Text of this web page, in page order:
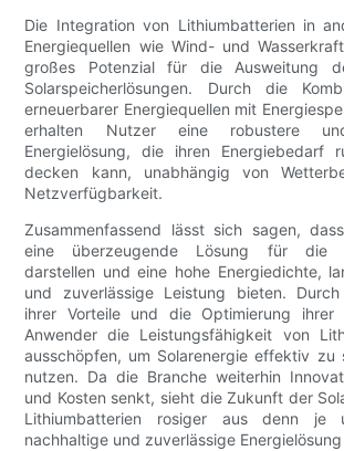
Die Integration von Lithiumbatterien in
Energiequellen wie Wind- und
großes Potenzial für die Ausweitung
Solarspeicherlösungen. Durch die
erneuerbarer Energiequellen mit
erhalten Nutzer eine robustere
Energielösung, die ihren Energiebedarf
decken kann, unabhängig von
Netzverfügbarkeit.
Zusammenfassend lässt sich sagen,
eine überzeugende Lösung für die
darstellen und eine hohe Energiedichte,
und zuverlässige Leistung bieten.
ihrer Vorteile und die Optimierung ihrer
Anwender die Leistungsfähigkeit von
ausschöpfen, um Solarenergie effektiv zu
nutzen. Da die Branche weiterhin
und Kosten senkt, sieht die Zukunft der
Lithiumbatterien rosiger aus denn je
nachhaltige und zuverlässige